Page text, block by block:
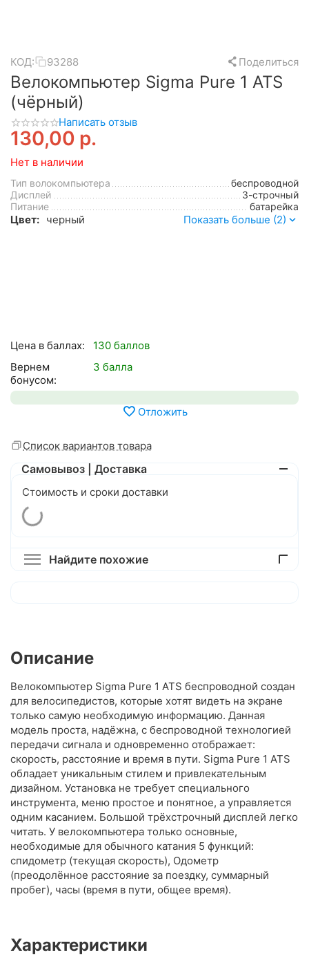
КОД: 93288 Поделиться
Велокомпьютер Sigma Pure 1 ATS
(чёрный)
Написать отзыв
130,00 р.
Нет в наличии
Тип волокомпьютера
беспроводной
Дисплей
3-строчный
Питание
батарейка
Цвет: черный Показать больше (2)
Цена в баллах:
130 баллов
Вернем
бонусом:
3 балла
Отложить
Список вариантов товара
Самовывоз | Доставка
Стоимость и сроки доставки
Найдите похожие
Описание
Велокомпьютер Sigma Pure 1 ATS беспроводной создан
для велосипедистов, которые хотят видеть на экране
только самую необходимую информацию. Данная
модель проста, надёжна, с беспроводной технологией
передачи сигнала и одновременно отображает:
скорость, расстояние и время в пути. Sigma Pure 1 ATS
обладает уникальным стилем и привлекательным
дизайном. Установка не требует специального
инструмента, меню простое и понятное, а управляется
одним касанием. Большой трёхстрочный дисплей легко
читать. У велокомпьютера только основные,
необходимые для обычного катания 5 функций:
спидометр (текущая скорость), Одометр
(преодолённое расстояние за поездку, суммарный
пробег), часы (время в пути, общее время).
Характеристики